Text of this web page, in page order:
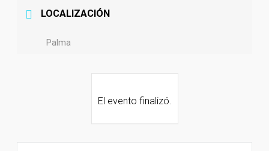
LOCALIZACIÓN
Palma
El evento finalizó.